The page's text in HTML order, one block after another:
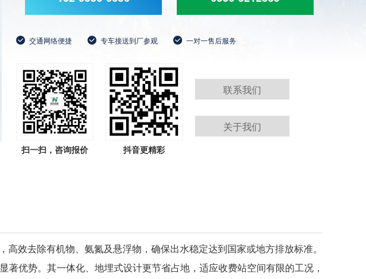
交通网络便捷 专车接送到厂参观 一对一售后服务
扫一扫，咨询报价 抖音更精彩
联系我们
关于我们
效去除有机物、氨氮及悬浮物，确保出水稳定达到国家或地方排放标准。
优势。其一体化、地埋式设计更节省占地，适应收费站空间有限的工况，